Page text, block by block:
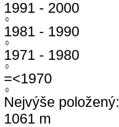
1991 - 2000
0
1981 - 1990
0
1971 - 1980
0
=<1970
0
Nejvýše položený:
1061 m